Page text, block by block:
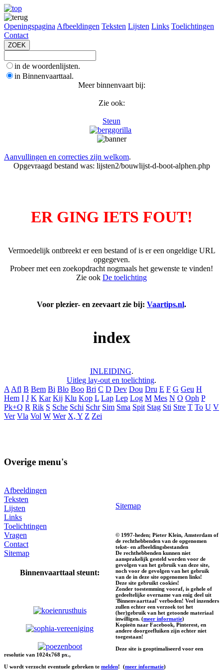
Openingspagina Afbeeldingen Teksten Lijsten Links Toelichtingen
Contact
in de woordenlijsten.
in Binnenvaarttaal.
Meer binnenvaart bij:
Zie ook:
Steun
Aanvullingen en correcties zijn welkom.
Opgevraagd bestand was: lijsten2/bouwlijst-d-boot-alphen.php
ER GING IETS FOUT!
Vermoedelijk ontbreekt er een bestand of is er een ongeldige URL
opgegeven.
Probeer met een zoekopdracht nogmaals het gewenste te vinden!
Zie ook De toelichting
Voor plezier- en zeevaart zie bij: Vaartips.nl.
index
INLEIDING.
Uitleg lay-out en toelichting.
A Afl B Bem Bi Blo Boo Bri C D Dev Dou Dru E F G Geu H
Hem I J K Kar Kij Klu Kop L Lap Lep Log M Mes N O Oph P
Pk+Q R Rik S Sche Schi Schr Sim Sma Spit Stag Sti Stre T To U V
Ver Vla Vol W Wer X, Y Z Zei
Overige menu's
Afbeeldingen
Teksten
Lijsten
Links
Toelichtingen
Vragen
Contact
Sitemap
Binnenvaarttaal steunt:
Sitemap
© 1997-heden; Pieter Klein, Amsterdam of
de rechthebbenden van de opgenomen
tekst- en afbeeldingsbestanden
De rechthebbenden kunnen niet
aansprakelijk gesteld worden voor de
gevolgen van het gebruik van deze site,
noch voor de gevolgen van het gebruik
van de in deze site opgenomen links!
Deze site gebruikt cookies!
Zonder toestemming vooraf, is gehele of
gedeeltelijke overname van enig deel uit
'Binnenvaarttaal' verboden! Veel inzenders
zullen echter een verzoek tot het
(her)gebruik van het getoonde materiaal
inwilligen. (meer informatie)
Kopieën naar Facebook, Pinterest, en
andere doorgeefluiken zijn echter niet
toegestaan!
Deze site is geoptimaliseerd voor een
resolutie van 1024x768 px.,
U wordt verzocht eventuele gebreken te melden! (meer informatie)